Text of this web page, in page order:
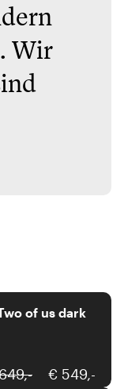
Wir
of us dark
€ 549,-
Nardi